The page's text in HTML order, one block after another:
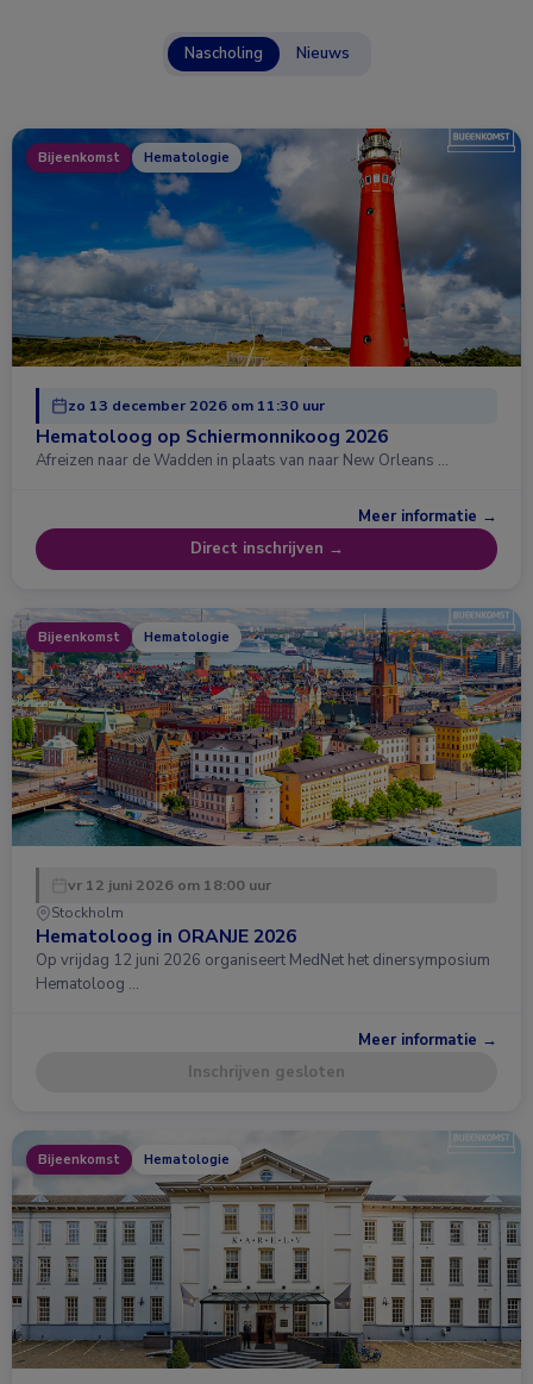
Nascholing Nieuws
Bijeenkomst Hematologie
zo 13 december 2026 om 11:30 uur
Hematoloog op Schiermonnikoog 2026
Afreizen naar de Wadden in plaats van naar New Orleans …
Meer informatie →
Direct inschrijven →
Bijeenkomst Hematologie
vr 12 juni 2026 om 18:00 uur
Stockholm
Hematoloog in ORANJE 2026
Op vrijdag 12 juni 2026 organiseert MedNet het dinersymposium
Hematoloog …
Meer informatie →
Inschrijven gesloten
Bijeenkomst Hematologie